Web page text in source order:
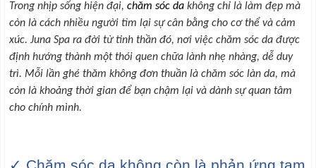
Trong nhịp sống hiện đại, chăm sóc da không chỉ là làm đẹp mà
còn là cách nhiều người tìm lại sự cân bằng cho cơ thể và cảm
xúc. Juna Spa ra đời từ tinh thần đó, nơi việc chăm sóc da được
định hướng thành một thói quen chữa lành nhẹ nhàng, dễ duy
trì. Mỗi lần ghé thăm không đơn thuần là chăm sóc làn da, mà
còn là khoảng thời gian để bạn chậm lại và dành sự quan tâm
cho chính mình.